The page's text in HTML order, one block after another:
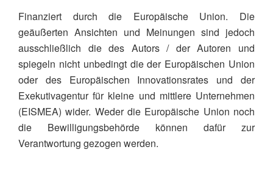
Finanziert durch die Europäische Union. Die
geäußerten Ansichten und Meinungen sind jedoch
ausschließlich die des Autors / der Autoren und
spiegeln nicht unbedingt die der Europäischen Union
oder des Europäischen Innovationsrates und der
Exekutivagentur für kleine und mittlere Unternehmen
(EISMEA) wider. Weder die Europäische Union noch
die Bewilligungsbehörde können dafür zur
Verantwortung gezogen werden.